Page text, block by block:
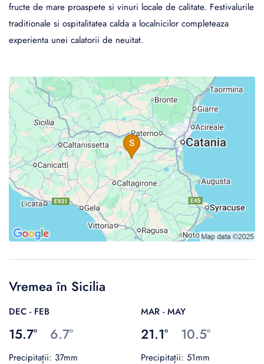
fructe de mare proaspete si vinuri locale de calitate. Festivalurile
traditionale si ospitalitatea calda a localnicilor completeaza
experienta unei calatorii de neuitat.
Vremea în Sicilia
DEC - FEB
15.7° 6.7°
Precipitații: 37mm
MAR - MAY
21.1° 10.5°
Precipitații: 51mm